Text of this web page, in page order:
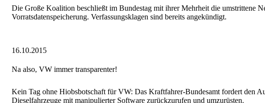
Die Große Koalition beschließt im Bundestag mit ihrer Mehrheit die umstrittene
Vorratsdatenspeicherung. Verfassungsklagen sind bereits angekündigt.
16.10.2015
Na also, VW immer transparenter!
Kein Tag ohne Hiobsbotschaft für VW: Das Kraftfahrer-Bundesamt fordert den
Dieselfahrzeuge mit manipulierter Software zurückzurufen und umzurüsten.